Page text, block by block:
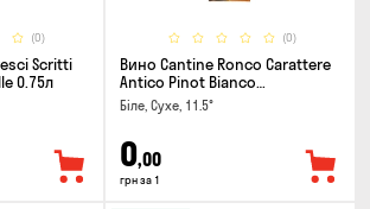
(0)
Scritti
0.75л
(0)
Вино Cantine Ronco Carattere
Antico Pinot Bianco
Chardonnay Rubicone IGT 0.25л
Біле, Сухе, 11.5°
0,00
грн за 1